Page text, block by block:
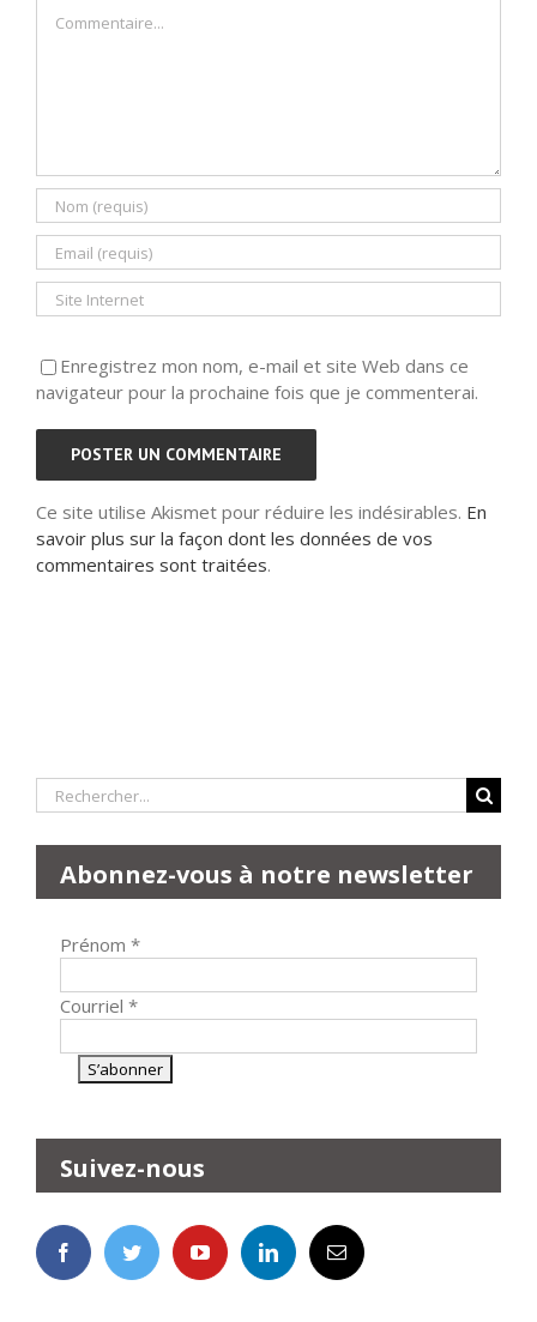
Enregistrez mon nom, e-mail et site Web dans ce
navigateur pour la prochaine fois que je commenterai.
Ce site utilise Akismet pour réduire les indésirables. En
savoir plus sur la façon dont les données de vos
commentaires sont traitées.
Rechercher:
Abonnez-vous à notre newsletter
Prénom *
Courriel *
Suivez-nous